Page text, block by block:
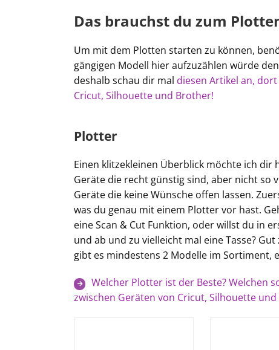
Das brauchst du zum
Um mit dem Plotten starten zu können,
gängigen Modell hier aufzuzählen würde
deshalb schau dir mal diesen Artikel an,
Cricut, Silhouette und Brother!
Plotter
Einen klitzekleinen Überblick möchte ich dir
Geräte die recht günstig sind, aber nicht so
Geräte die keine Wünsche offen lassen.
was du genau mit einem Plotter vor hast.
eine Scan & Cut Funktion, oder willst du in
und ab und zu vielleicht mal eine Tasse?
gibt es mindestens 2 Modelle im Sortiment,
Welcher Plotter ist der Beste? Welchen
zwischen Geräten von Cricut, Silhouette